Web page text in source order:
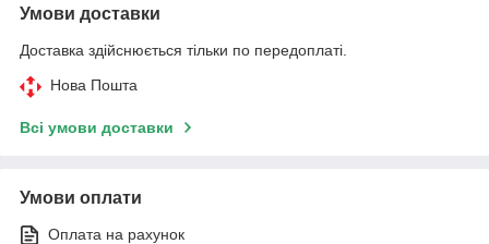
Умови доставки
Доставка здійснюється тільки по передоплаті.
Нова Пошта
Всі умови доставки
Умови оплати
Оплата на рахунок